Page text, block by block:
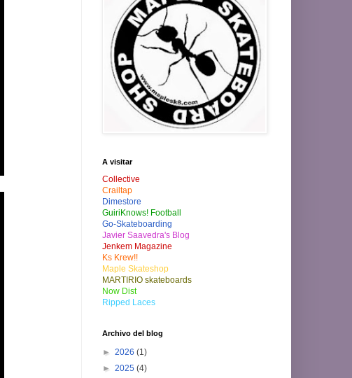
A visitar
Collective
Crailtap
Dimestore
GuiriKnows! Football
Go-Skateboarding
Javier Saavedra's Blog
Jenkem Magazine
Ks Krew!!
Maple Skateshop
MARTIRIO skateboards
Now Dist
Ripped Laces
Archivo del blog
► 2026 (1)
► 2025 (4)